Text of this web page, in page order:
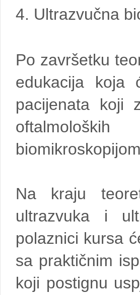
4. Ultrazvučna
Po završetku
edukacija koja
pacijenata koji
Na kraju
ultrazvuka i
polaznici kursa
sa praktičnim
koji postignu